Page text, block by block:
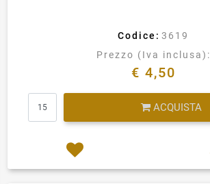
Codice: 3619
Prezzo (Iva inclusa):
€ 4,50
ACQUISTA